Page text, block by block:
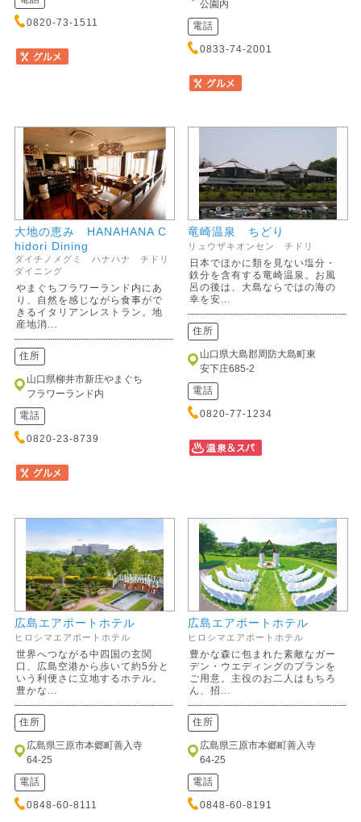
0820-73-1511
公園内
電話
0833-74-2001
大地の恵み HANAHANA C
hidori Dining
ダイチノメグミ ハナハナ チドリ
ダイニング
やまぐちフラワーランド内にあ
り、自然を感じながら食事がで
きるイタリアンレストラン。地
産地消...
住所
山口県柳井市新庄やまぐち
フラワーランド内
電話
0820-23-8739
竜崎温泉 ちどり
リュウザキオンセン チドリ
日本でほかに類を見ない塩分・
鉄分を含有する竜崎温泉。お風
呂の後は、大島ならではの海の
幸を安...
住所
山口県大島郡周防大島町東
安下庄685-2
電話
0820-77-1234
広島エアポートホテル
ヒロシマエアポートホテル
世界へつながる中四国の玄関
口、広島空港から歩いて約5分と
いう利便さに立地するホテル。
豊かな...
住所
広島県三原市本郷町善入寺
64-25
電話
0848-60-8111
広島エアポートホテル
ヒロシマエアポートホテル
豊かな森に包まれた素敵なガー
デン・ウエディングのプランを
ご用意。主役のお二人はもちろ
ん、招...
住所
広島県三原市本郷町善入寺
64-25
電話
0848-60-8191